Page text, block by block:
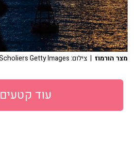
מצר הורמוז | צילום: Elke Scholiers Getty Images
עוד קטעים